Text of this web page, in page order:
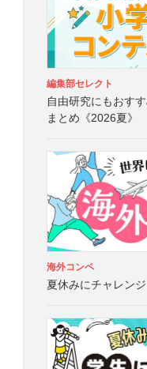
編集部セレクト
自由研究にもおす
まとめ《2026夏》
海外コンペ
夏休みにチャレン